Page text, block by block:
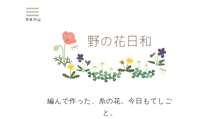
編んで作った、糸の花。今日もてしご
と。